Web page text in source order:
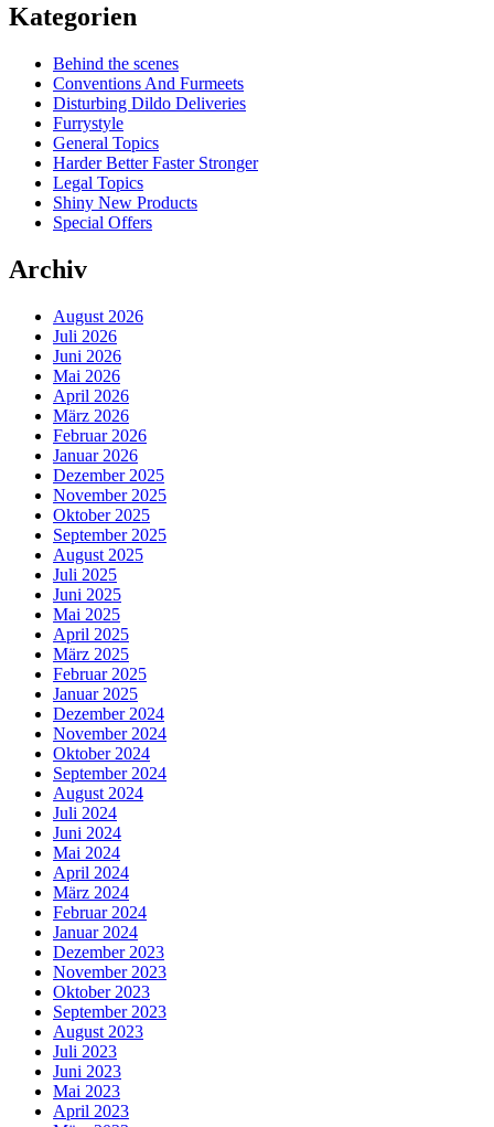
Kategorien
Behind the scenes
Conventions And Furmeets
Disturbing Dildo Deliveries
Furrystyle
General Topics
Harder Better Faster Stronger
Legal Topics
Shiny New Products
Special Offers
Archiv
August 2026
Juli 2026
Juni 2026
Mai 2026
April 2026
März 2026
Februar 2026
Januar 2026
Dezember 2025
November 2025
Oktober 2025
September 2025
August 2025
Juli 2025
Juni 2025
Mai 2025
April 2025
März 2025
Februar 2025
Januar 2025
Dezember 2024
November 2024
Oktober 2024
September 2024
August 2024
Juli 2024
Juni 2024
Mai 2024
April 2024
März 2024
Februar 2024
Januar 2024
Dezember 2023
November 2023
Oktober 2023
September 2023
August 2023
Juli 2023
Juni 2023
Mai 2023
April 2023